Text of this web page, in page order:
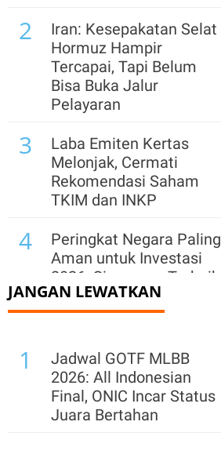
2
Iran: Kesepakatan Selat
Hormuz Hampir
Tercapai, Tapi Belum
Bisa Buka Jalur
Pelayaran
3
Laba Emiten Kertas
Melonjak, Cermati
Rekomendasi Saham
TKIM dan INKP
4
Peringkat Negara Paling
Aman untuk Investasi
2026: Singapura Terbaik
di Asia
6.409 Sepekan, Cek
Saham yang Banyak
Diborong Asing
JANGAN LEWATKAN
1
Jadwal GOTF MLBB
2026: All Indonesian
Final, ONIC Incar Status
Juara Bertahan